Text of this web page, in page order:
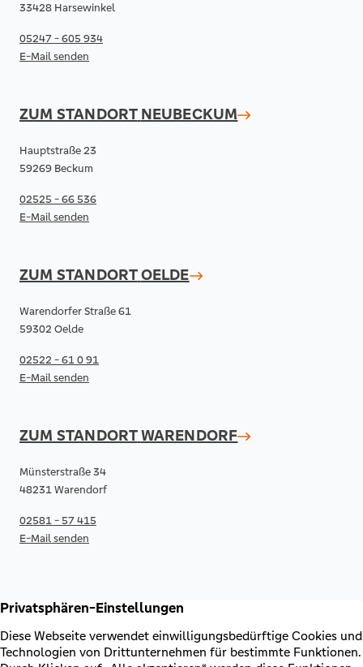
33428 Harsewinkel
05247 - 605 934
E-Mail senden
ZUM STANDORT NEUBECKUM
Hauptstraße 23
59269 Beckum
02525 - 66 536
E-Mail senden
ZUM STANDORTOELDE
Warendorfer Straße 61
59302 Oelde
02522 - 61 0 91
E-Mail senden
ZUM STANDORTWARENDORF
Münsterstraße 34
48231 Warendorf
02581 - 57 415
E-Mail senden
RECHTLICHES & KONTAKT
Kontakt